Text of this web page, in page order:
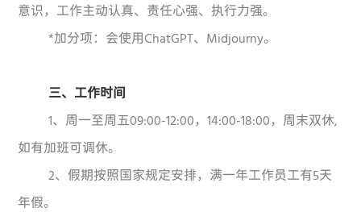
意识，工作主动认真、责任心强、执行力强。
*加分项：会使用ChatGPT、Midjourny。
三、工作时间
1、周一至周五09:00-12:00，14:00-18:00，周末双休,
如有加班可调休。
2、假期按照国家规定安排，满一年工作员工有5天
年假。